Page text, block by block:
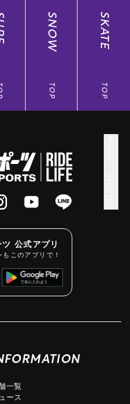
SNOW
TOP
SKATE
TOP
公式アプリ
このアプリで！
一覧
ース